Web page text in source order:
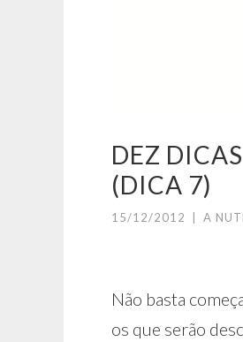
DEZ
(DICA 7)
15/12/2012 A
Não basta
os que serão